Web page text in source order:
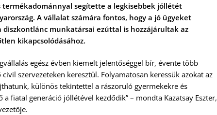
segítette a legkisebbek jóllétét
A vállalat számára fontos, hogy a jó ügyeket
diszkontlánc munkatársai ezúttal is hozzájárultak az
kikapcsolódásához.
egész évben kiemelt jelentőséggel bír, évente több
szervezeteken keresztül. Folyamatosan keressük azokat az
különös tekintettel a rászoruló gyermekekre és
fiatal generáció jóllétével kezdődik” – mondta Kazatsay Eszter,